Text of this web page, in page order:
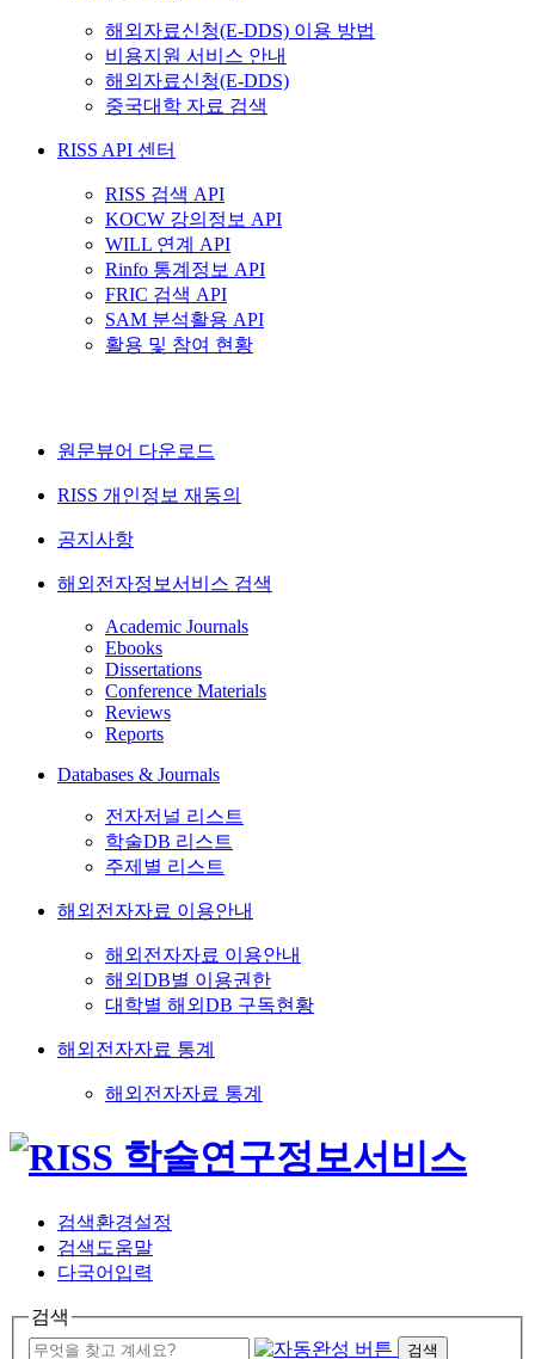
해외자료신청(E-DDS) 이용 방법
비용지원 서비스 안내
해외자료신청(E-DDS)
중국대학 자료 검색
RISS API 센터
RISS 검색 API
KOCW 강의정보 API
WILL 연계 API
Rinfo 통계정보 API
FRIC 검색 API
SAM 분석활용 API
활용 및 참여 현황
원문뷰어 다운로드
RISS 개인정보 재동의
공지사항
해외전자정보서비스 검색
Academic Journals
Ebooks
Dissertations
Conference Materials
Reviews
Reports
Databases & Journals
전자저널 리스트
학술DB 리스트
주제별 리스트
해외전자자료 이용안내
해외전자자료 이용안내
해외DB별 이용권한
대학별 해외DB 구독현황
해외전자자료 통계
해외전자자료 통계
검색환경설정
검색도움말
다국어입력
검색
검색